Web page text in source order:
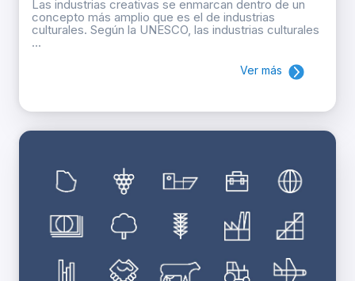
Las industrias creativas se enmarcan dentro de un
concepto más amplio que es el de industrias
culturales. Según la UNESCO, las industrias culturales
...
Ver más